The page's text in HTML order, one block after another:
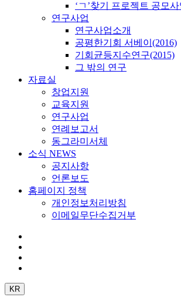
‘ㄱ’찾기 프로젝트 공모사
연구사업
연구사업소개
공평한기회 서베이(2016)
기회균등지수연구(2015)
그 밖의 연구
자료실
창업지원
교육지원
연구사업
연례보고서
동그라미서체
소식 NEWS
공지사항
언론보도
홈페이지 정책
개인정보처리방침
이메일무단수집거부
KR